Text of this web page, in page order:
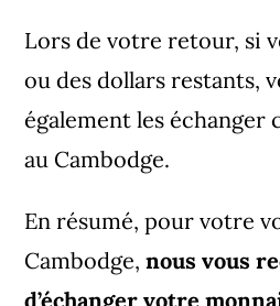
Lors de votre retour, si
ou des dollars restants,
également les échanger
au Cambodge.
En résumé, pour votre
Cambodge, nous vous
d’échanger votre